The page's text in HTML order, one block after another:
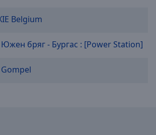
Belgium
бряг - Бургас : [Power Station]